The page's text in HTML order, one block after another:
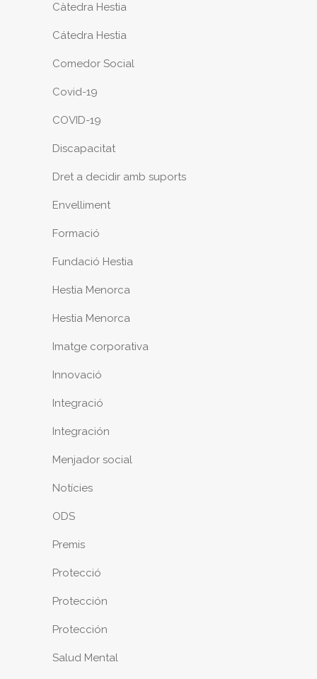
Càtedra Hestia
Cátedra Hestia
Comedor Social
Covid-19
COVID-19
Discapacitat
Dret a decidir amb suports
Envelliment
Formació
Fundació Hestia
Hestia Menorca
Hestia Menorca
Imatge corporativa
Innovació
Integració
Integración
Menjador social
Notícies
ODS
Premis
Protecció
Protección
Protección
Salud Mental